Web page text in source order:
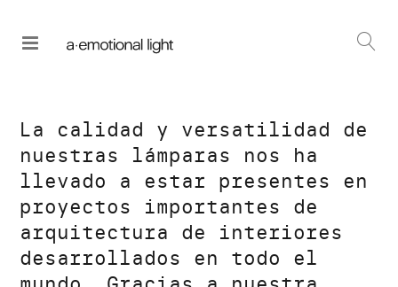
La calidad y versatilidad de
nuestras lámparas nos ha
llevado a estar presentes en
proyectos importantes de
arquitectura de interiores
desarrollados en todo el